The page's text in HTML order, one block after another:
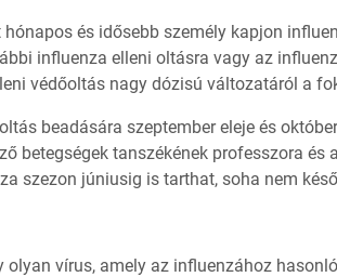
és idősebb személy kapjon
influenza elleni oltásra vagy az
védőoltás nagy dózisú változatáról a
beadására szeptember eleje és
betegségek tanszékének professzora és
szezon júniusig is tarthat, soha nem
vírus, amely az influenzához